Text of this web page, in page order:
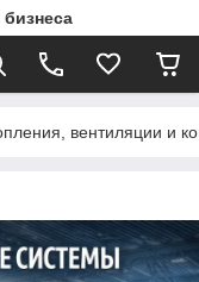
вентиляции и